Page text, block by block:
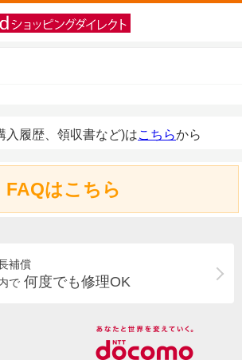
入履歴、領収書など)はこちらから
FAQはこちら
補償
で 何度でも修理OK